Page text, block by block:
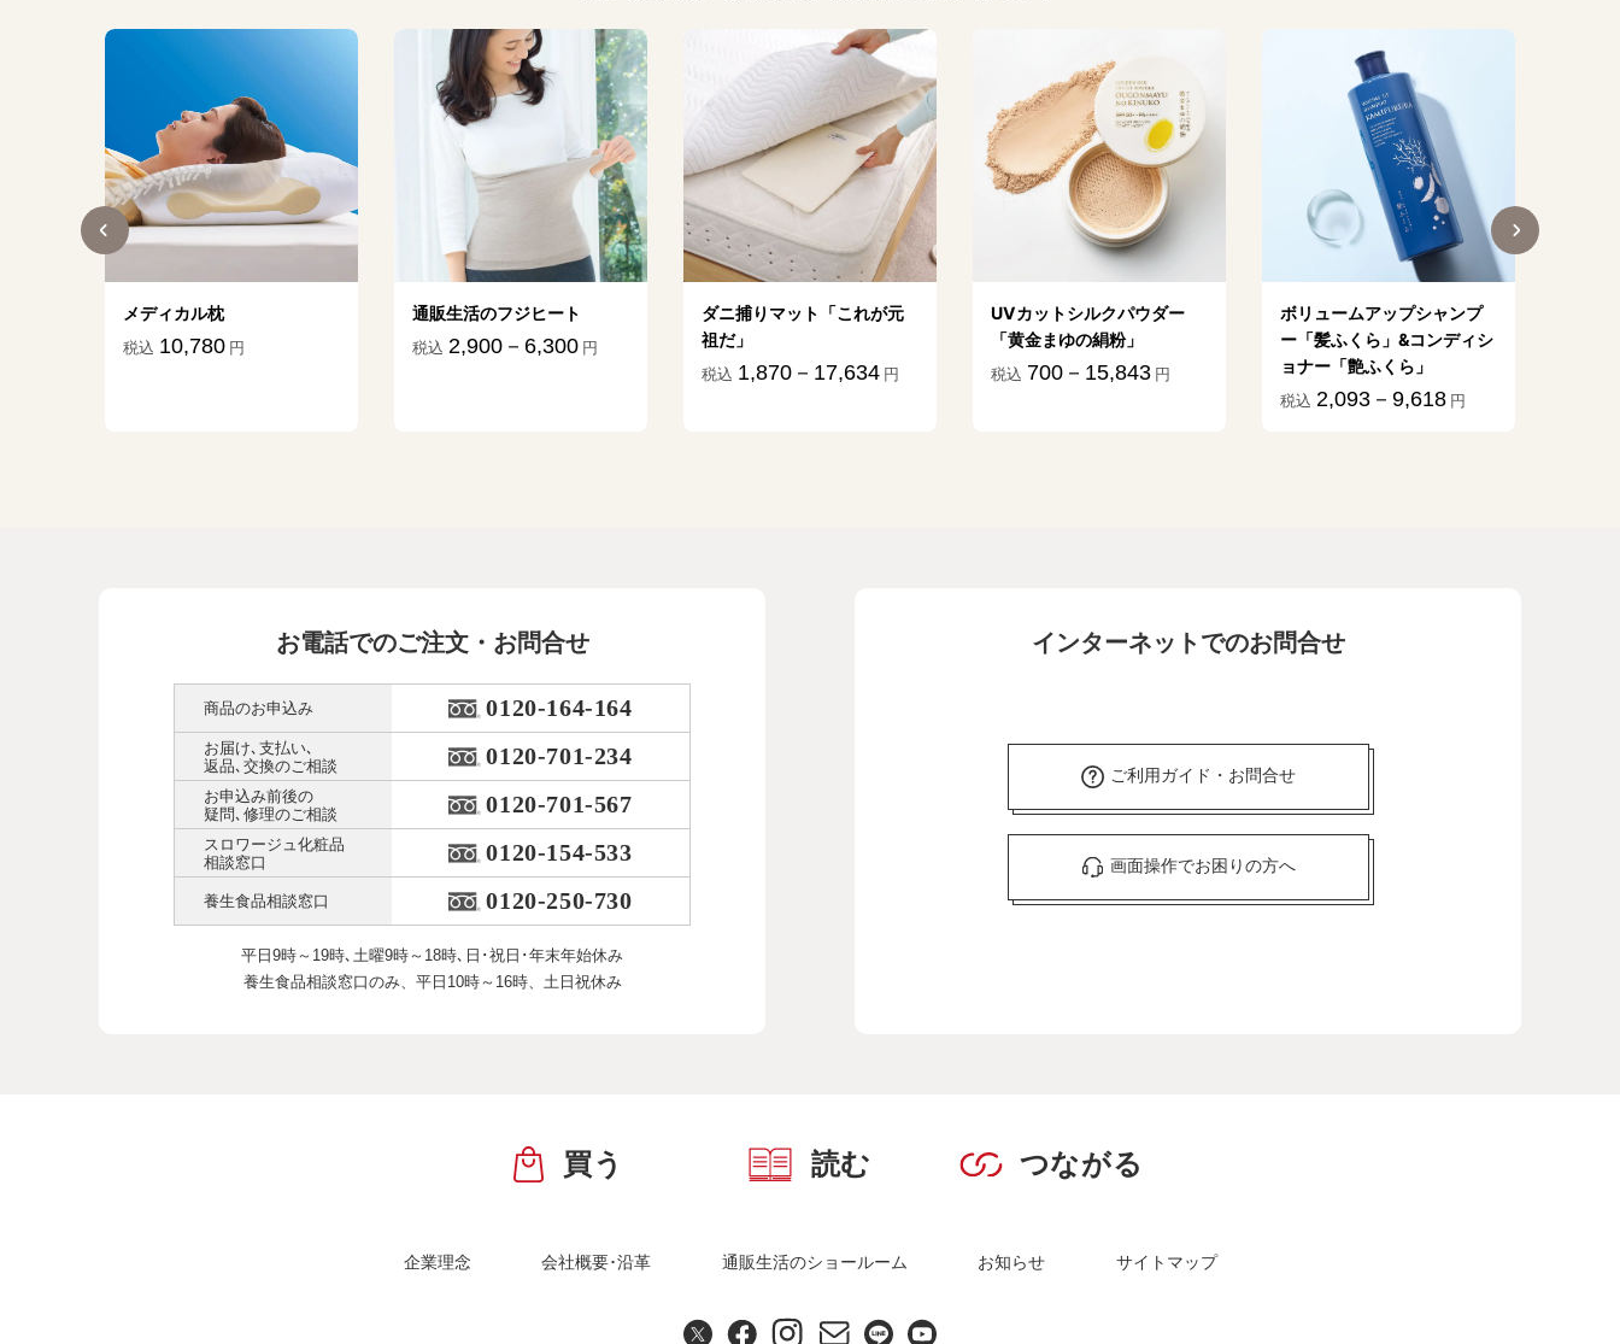
メディカル枕
税込 10,780 円
通販生活のフジヒート
税込 2,900－6,300 円
ダニ捕りマット「これが元
祖だ」
税込 1,870－17,634 円
UVカットシルクパウダー
「黄金まゆの絹粉」
税込 700－15,843 円
ボリュームアップシャンプ
ー「髪ふくら」&コンディシ
ョナー「艶ふくら」
税込 2,093－9,618 円
お電話でのご注文・お問合せ
商品のお申込み 0120-164-164
お届け､支払い､
返品､交換のご相談
0120-701-234
お申込み前後の
疑問､修理のご相談
0120-701-567
スロワージュ化粧品
相談窓口
0120-154-533
養生食品相談窓口 0120-250-730
平日9時～19時､土曜9時～18時､ 日･祝日･年末年始休み
養生食品相談窓口のみ、 平日10時～16時、土日祝休み
インターネットでのお問合せ
ご利用ガイド・お問合せ
画面操作でお困りの方へ
買う 読む つながる
企業理念 会社概要･沿革 通販生活のショールーム お知らせ サイトマップ